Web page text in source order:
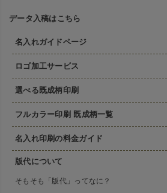
データ入稿はこちら
名入れガイドページ
ロゴ加工サービス
選べる既成柄印刷
フルカラー印刷 既成柄一覧
名入れ印刷の料金ガイド
版代について
そもそも「版代」ってなに？